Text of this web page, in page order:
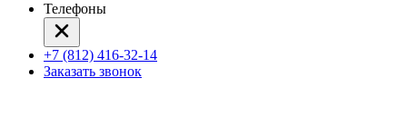
Телефоны
+7 (812) 416-32-14
Заказать звонок